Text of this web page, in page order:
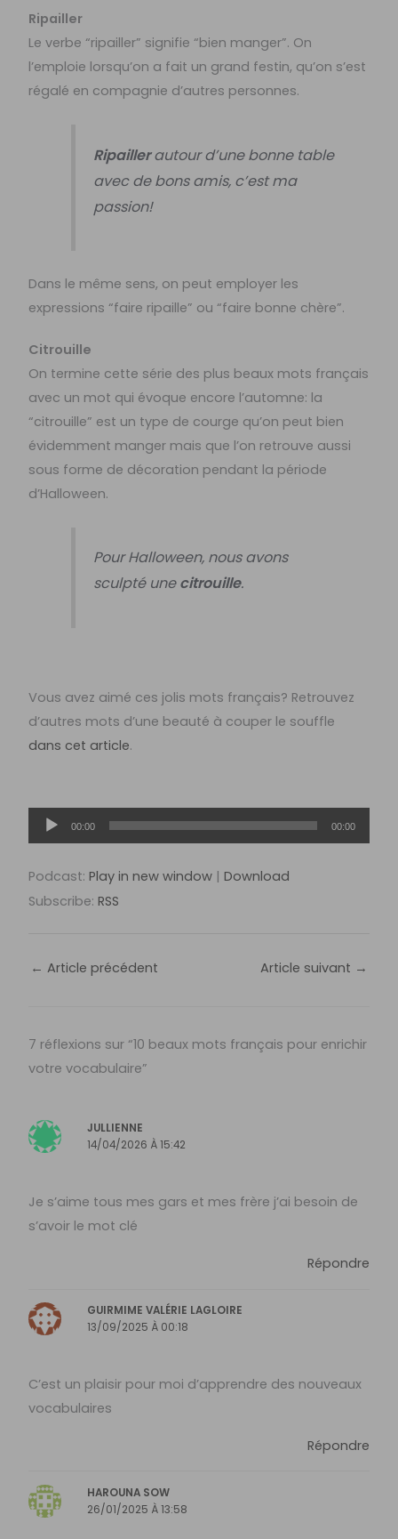
Ripailler
Le verbe “ripailler” signifie “bien manger”. On
l’emploie lorsqu’on a fait un grand festin, qu’on s’est
régalé en compagnie d’autres personnes.
Ripaillerautour d’une bonne table
avec de bons amis, c’est ma
passion!
Dans le même sens, on peut employer les
expressions “faire ripaille” ou “faire bonne chère”.
Citrouille
On termine cette série des plus beaux mots français
avec un mot qui évoque encore l’automne: la
“citrouille” est un type de courge qu’on peut bien
évidemment manger mais que l’on retrouve aussi
sous forme de décoration pendant la période
d’Halloween.
Pour Halloween, nous avons
sculpté unecitrouille.
Vous avez aimé ces jolis mots français? Retrouvez
d’autres mots d’une beauté à couper le souffle
dans cet article.
Lecteur
audio
00:00 00:00
Podcast:Play in new window |Download
Subscribe:RSS
← Article précédent Article suivant →
7 réflexions sur “10 beaux mots français pour enrichir
votre vocabulaire”
JULLIENNE
14/04/2026 À 15:42
Je s’aime tous mes gars et mes frère j’ai besoin de
s’avoir le mot clé
Répondre
GUIRMIME VALÉRIE LAGLOIRE
13/09/2025 À 00:18
C’est un plaisir pour moi d’apprendre des nouveaux
vocabulaires
Répondre
HAROUNA SOW
26/01/2025 À 13:58